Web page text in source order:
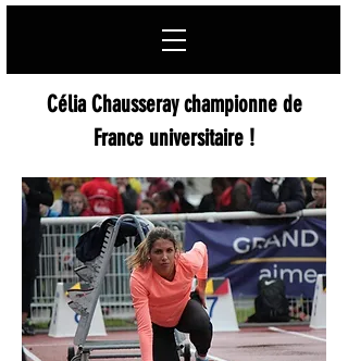
Célia Chausseray championne de
France universitaire !